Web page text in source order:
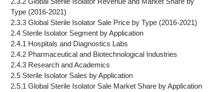
Type (2016-2021)
2.3.3 Global Sterile Isolator Sale Price by Type (2016-2021)
2.4 Sterile Isolator Segment by Application
2.4.1 Hospitals and Diagnostics Labs
2.4.2 Pharmaceutical and Biotechnological Industries
2.4.3 Research and Academics
2.5 Sterile Isolator Sales by Application
2.5.1 Global Sterile Isolator Sale Market Share by Application